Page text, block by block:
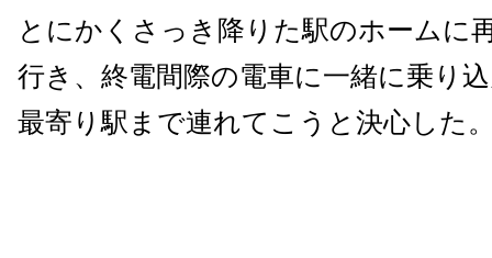
とにかくさっき降りた駅のホームに
行き、終電間際の電車に一緒に乗り
最寄り駅まで連れてこうと決心した